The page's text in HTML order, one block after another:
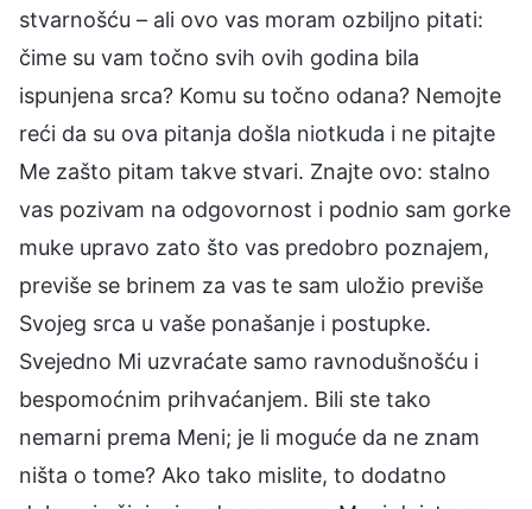
stvarnošću – ali ovo vas moram ozbiljno pitati:
čime su vam točno svih ovih godina bila
ispunjena srca? Komu su točno odana? Nemojte
reći da su ova pitanja došla niotkuda i ne pitajte
Me zašto pitam takve stvari. Znajte ovo: stalno
vas pozivam na odgovornost i podnio sam gorke
muke upravo zato što vas predobro poznajem,
previše se brinem za vas te sam uložio previše
Svojeg srca u vaše ponašanje i postupke.
Svejedno Mi uzvraćate samo ravnodušnošću i
bespomoćnim prihvaćanjem. Bili ste tako
nemarni prema Meni; je li moguće da ne znam
ništa o tome? Ako tako mislite, to dodatno